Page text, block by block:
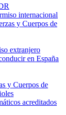
internacional
y Cuerpos de
extranjero
en España
y Cuerpos de
acreditados